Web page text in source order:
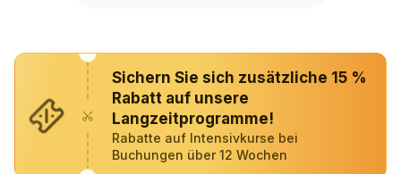
Sichern Sie sich zusätzliche 15 %
Rabatt auf unsere
Langzeitprogramme!
Rabatte auf Intensivkurse bei
Buchungen über 12 Wochen